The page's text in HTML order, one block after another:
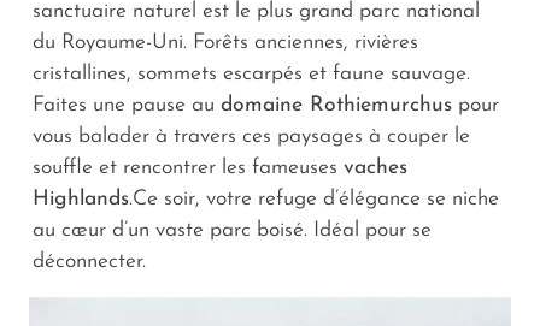
sanctuaire naturel est le plus grand parc national
du Royaume-Uni. Forêts anciennes, rivières
cristallines, sommets escarpés et faune sauvage.
Faites une pause au domaine Rothiemurchus pour
vous balader à travers ces paysages à couper le
souffle et rencontrer les fameuses vaches
Highlands.Ce soir, votre refuge d’élégance se niche
au cœur d’un vaste parc boisé. Idéal pour se
déconnecter.